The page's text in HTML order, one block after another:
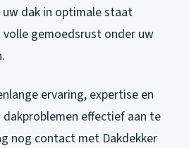
dak in optimale staat
gemoedsrust onder uw
ervaring, expertise en
effectief aan te
nog contact met Dakdekker